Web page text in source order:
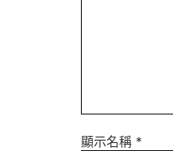
顯示名稱 *